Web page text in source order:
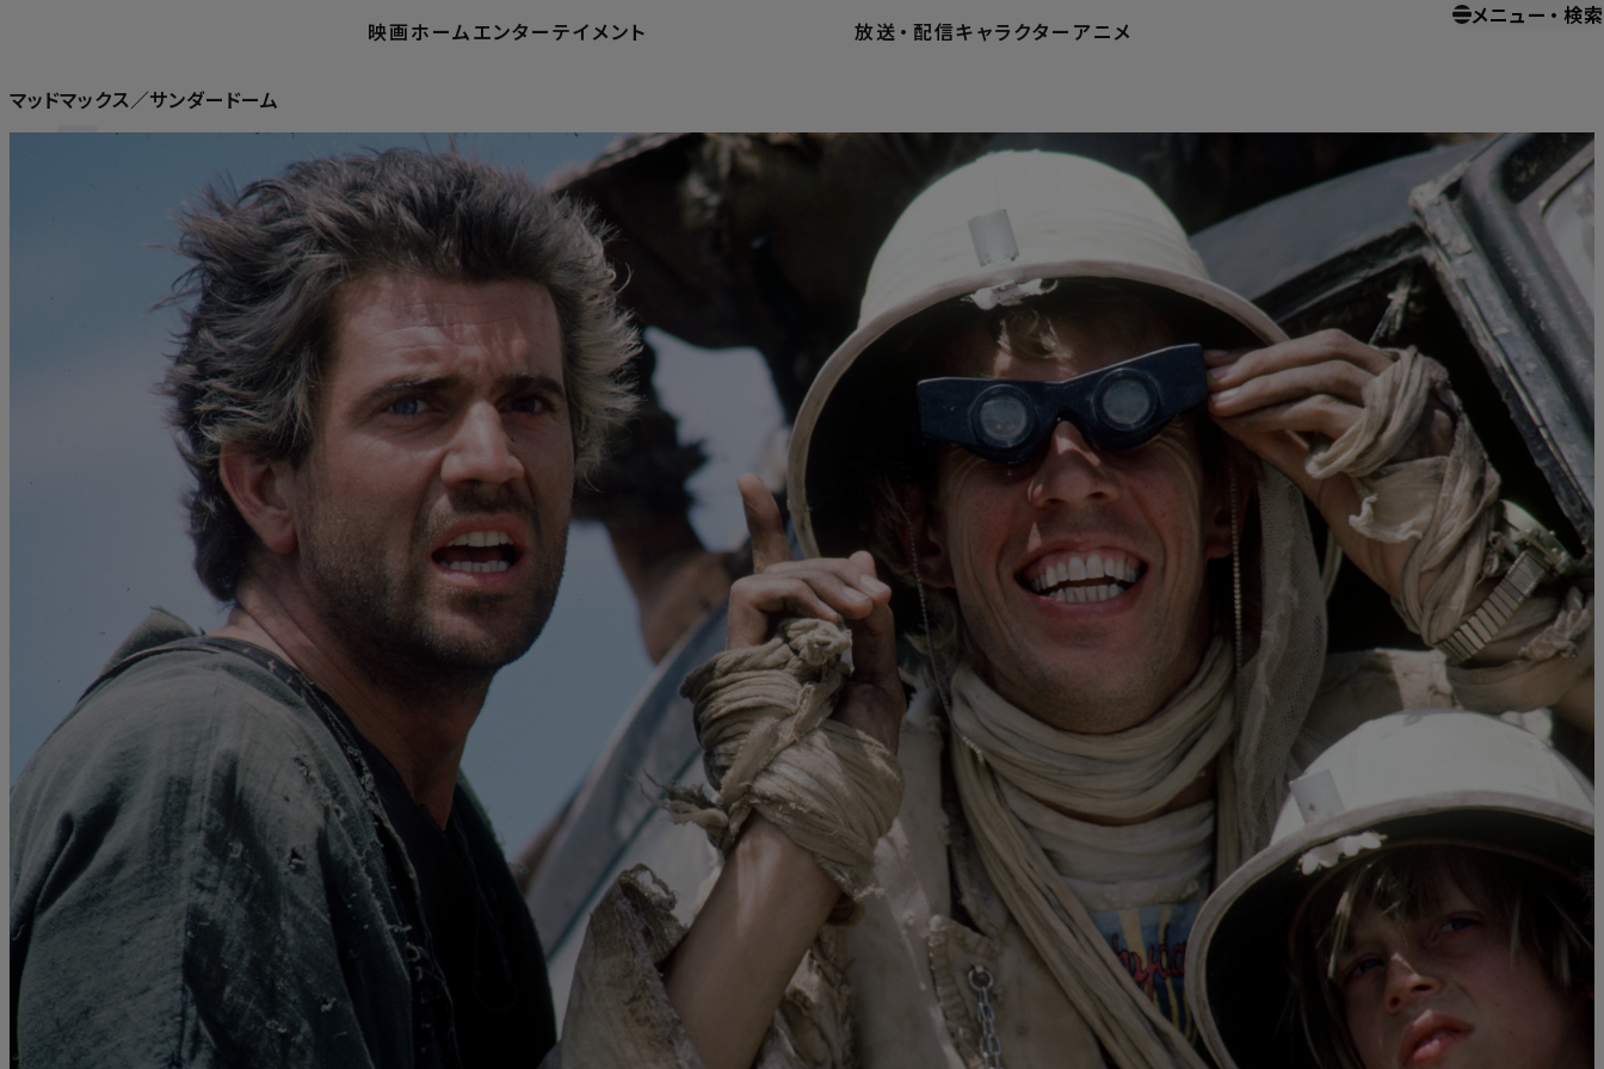
映画ホームエンターテイメント 放送 ・ 配信キャラクター アニメ
メニュー ・ 検索
ホーム ホームエンターテイメント
マッドマックス／サンダードーム